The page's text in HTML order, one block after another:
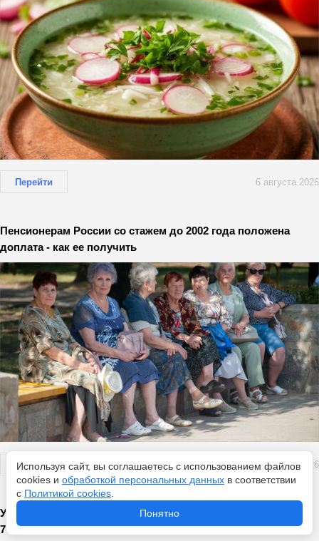
Перейти 6 августа 2026
Пенсионерам России со стажем до 2002 года положена
доплата - как ее получить
Перейти 6 августа 2026
Удача гарантирована четырем знакам: гороскоп везения на
7 августа - что ждет в этот день?
Используя сайт, вы соглашаетесь с использованием файлов
cookies и обработкой персональных данных в соответствии
с Политикой cookies
Понятно